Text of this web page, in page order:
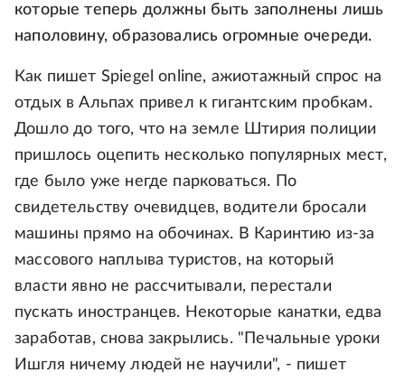
которые теперь должны быть заполнены лишь
наполовину, образовались огромные очереди.
Как пишет Spiegel online, ажиотажный спрос на
отдых в Альпах привел к гигантским пробкам.
Дошло до того, что на земле Штирия полиции
пришлось оцепить несколько популярных мест,
где было уже негде парковаться. По
свидетельству очевидцев, водители бросали
машины прямо на обочинах. В Каринтию из-за
массового наплыва туристов, на который
власти явно не рассчитывали, перестали
пускать иностранцев. Некоторые канатки, едва
заработав, снова закрылись. "Печальные уроки
Ишгля ничему людей не научили", - пишет